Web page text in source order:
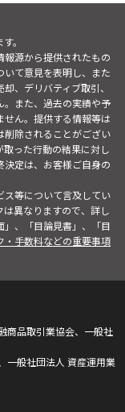
。
源から提供されたもの
て意見を表明し、また
、デリバティブ取引、
。また、過去の実績や予
ん。提供する情報等は
削除されることがござい
った行動の結果に対し
定は、お客様ご自身の
ス等について言及してい
異なりますので、詳し
」、「目論見書」、「目
・手数料などの重要事項
商品取引業協会、一般社
一般社団法人 資産運用業